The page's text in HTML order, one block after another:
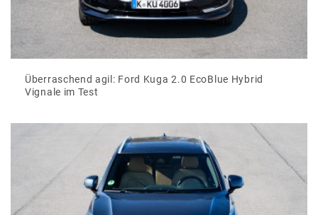
Überraschend agil: Ford Kuga 2.0 EcoBlue Hybrid
Vignale im Test